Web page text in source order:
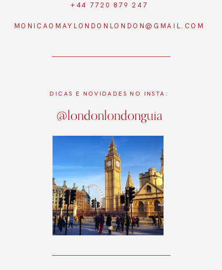
DICAS E NOVIDADES NO INSTA:
@londonlondonguia
+44 7720 879 247
MONICAOMAYLONDONLONDON@GMAIL.COM